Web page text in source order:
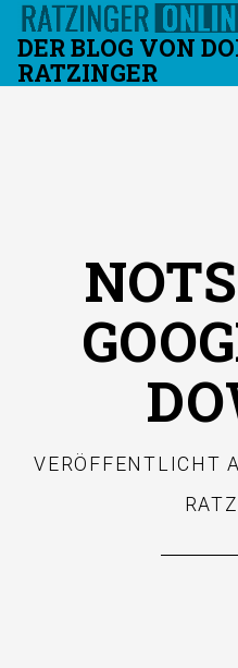
DER BLOG VON
RATZINGER
VERÖFFENTLICHT